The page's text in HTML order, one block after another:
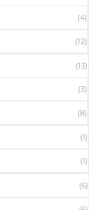
(4)
(12)
(13)
(3)
(8)
(1)
(1)
(6)